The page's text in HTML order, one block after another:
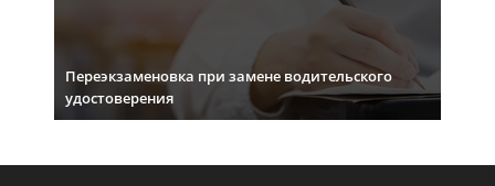
Переэкзаменовка при замене водительского
удостоверения